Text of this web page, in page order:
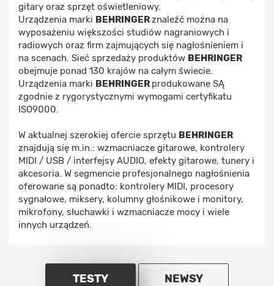
gitary oraz sprzęt oświetleniowy.
Urządzenia marki BEHRINGERznaleźć można na
wyposażeniu większości studiów nagraniowych i
radiowych oraz firm zajmujących się nagłośnieniem i
na scenach. Sieć sprzedaży produktów BEHRINGER
obejmuje ponad 130 krajów na całym świecie.
Urządzenia marki BEHRINGER produkowane SĄ
zgodnie z rygorystycznymi wymogami certyfikatu
ISO9000.
W aktualnej szerokiej ofercie sprzętu BEHRINGER
znajdują się m.in.: wzmacniacze gitarowe, kontrolery
MIDI / USB / interfejsy AUDIO, efekty gitarowe, tunery i
akcesoria. W segmencie profesjonalnego nagłośnienia
oferowane są ponadto: kontrolery MIDI, procesory
sygnałowe, miksery, kolumny głośnikowe i monitory,
mikrofony, słuchawki i wzmacniacze mocy i wiele
innych urządzeń.
TESTY NEWSY